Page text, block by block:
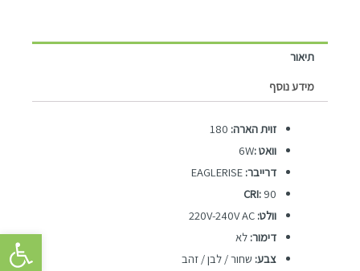
פתח
תיאור
מידע נוסף
זוית הארה: 180
וואט :6W
דרייבר: EAGLERISE
CRI: 90
וולט: 220V-240V AC
דימור: לא
צבע: שחור / לבן / זהב